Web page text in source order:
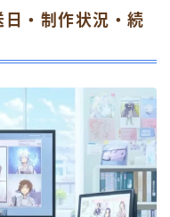
日・制作状況・続